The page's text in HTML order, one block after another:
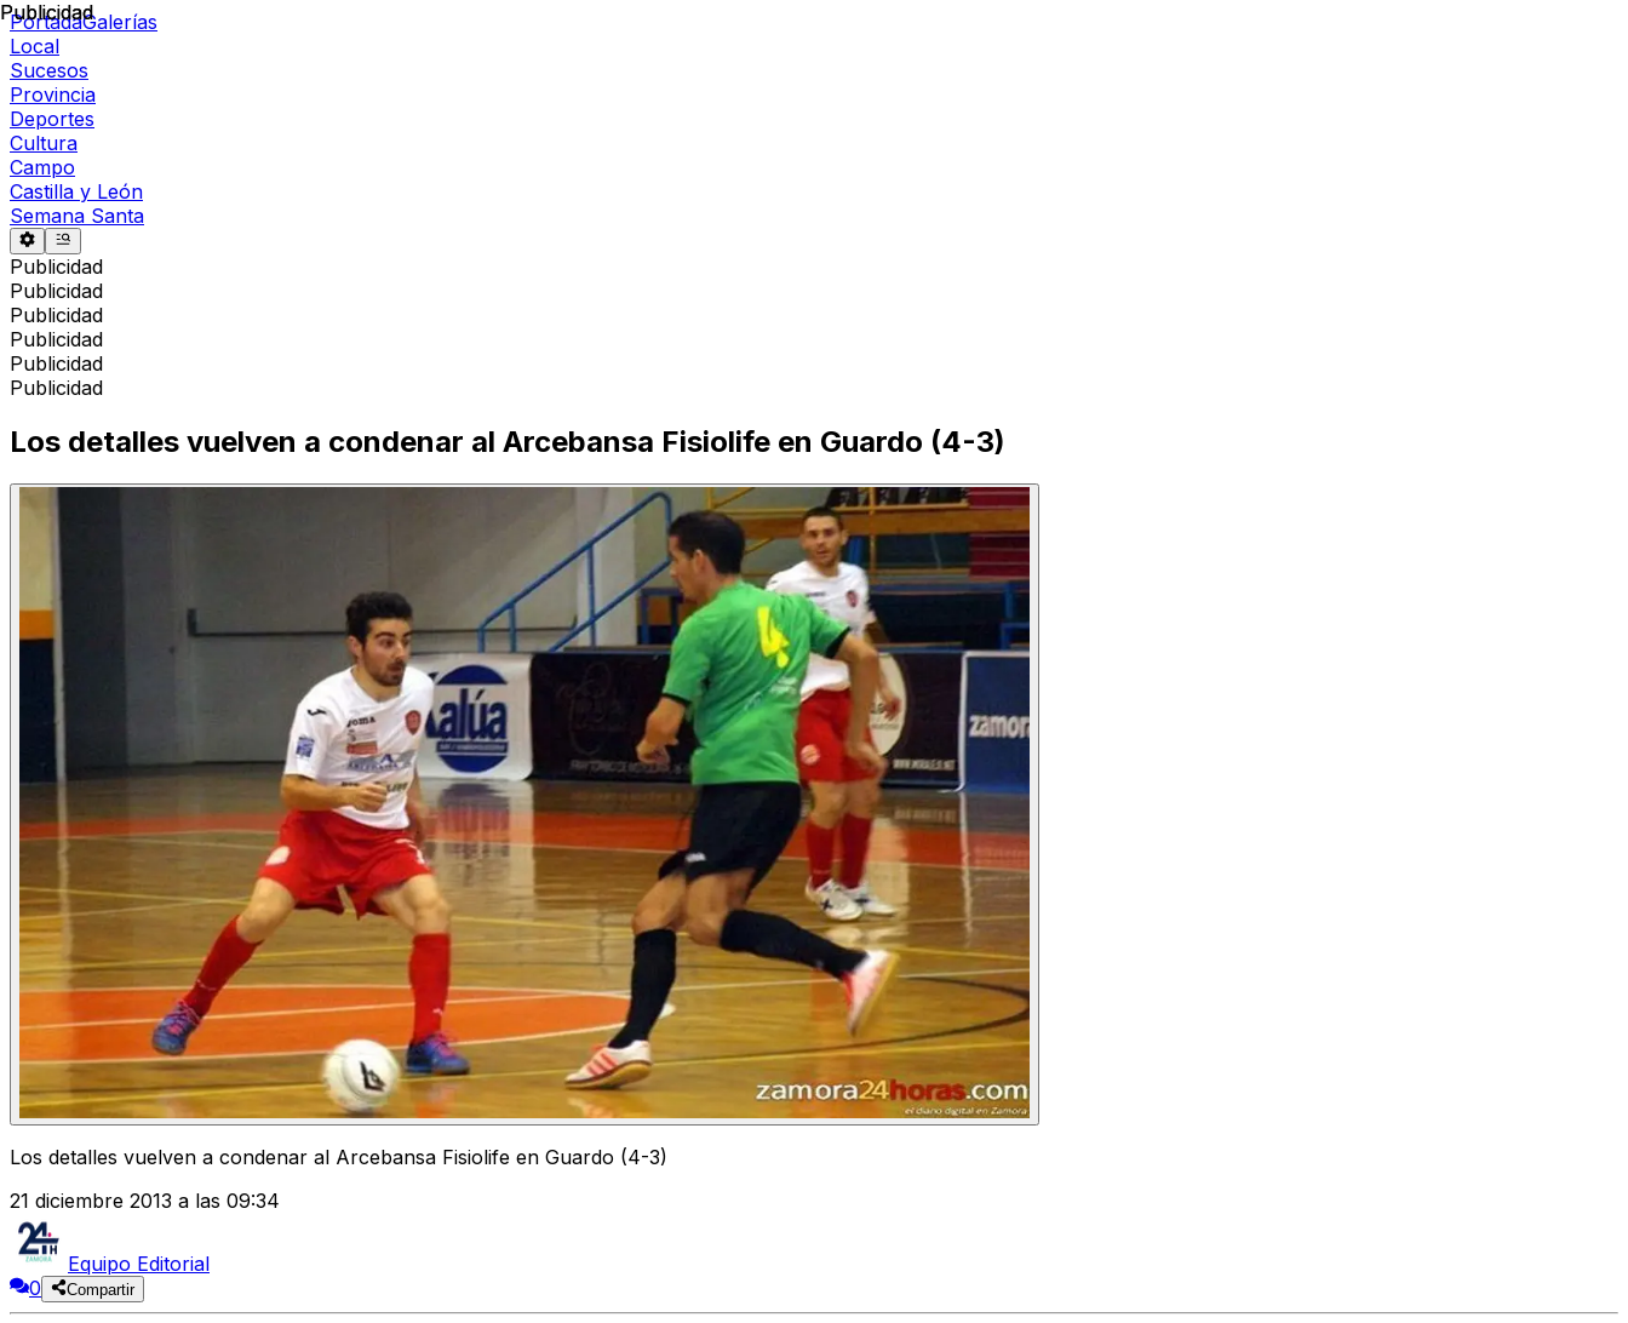
PortadaGalerías
Local
Sucesos
Provincia
Deportes
Cultura
Campo
Castilla y León
Semana Santa
Publicidad
Publicidad
Publicidad
Publicidad
Publicidad
Publicidad
Publicidad
Los detalles vuelven a condenar al Arcebansa Fisiolife en Guardo (4-3)
Los detalles vuelven a condenar al Arcebansa Fisiolife en Guardo (4-3)
21 diciembre 2013 a las 09:34
Equipo Editorial
0
Compartir
Publicidad